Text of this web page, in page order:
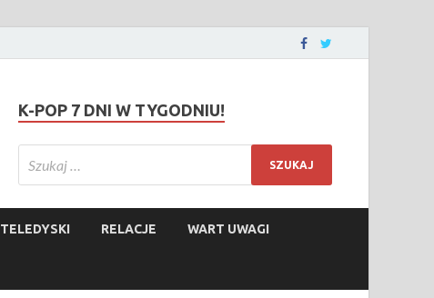
K-POP 7 DNI W TYGODNIU!
TELEDYSKI RELACJE WART UWAGI